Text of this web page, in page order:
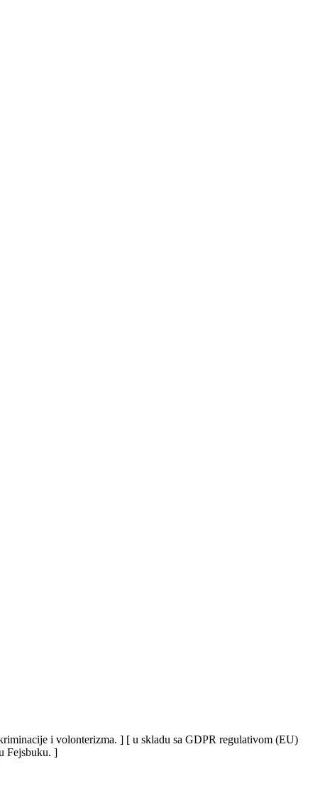
i volonterizma. ] [ u skladu sa GDPR regulativom (EU)
Fejsbuku. ]